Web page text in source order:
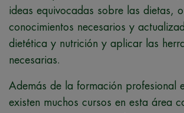
ideas equivocadas sobre las dietas,
conocimientos necesarios y
dietética y nutrición y aplicar las
necesarias.
Además de la formación profesional
existen muchos cursos en esta área